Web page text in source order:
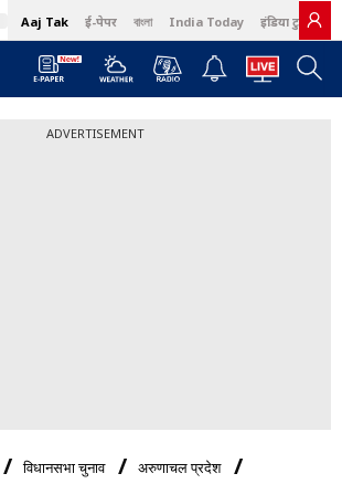
Aaj Tak ई-पेपर বাংলা India Today इंडिया टुडे हिंदी
ADVERTISEMENT
विधानसभा चुनाव अरुणाचल प्रदेश